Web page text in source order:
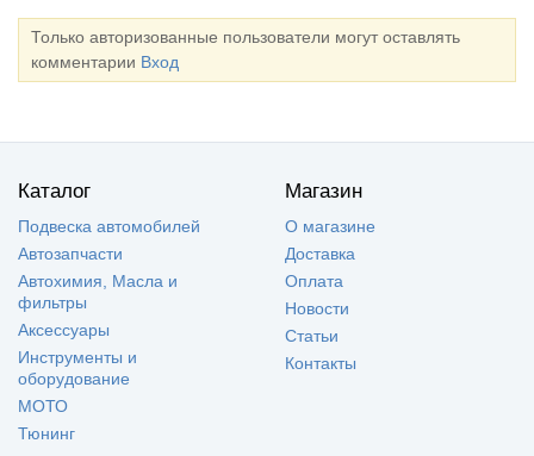
Только авторизованные пользователи могут оставлять
комментарии Вход
Каталог
Подвеска автомобилей
Автозапчасти
Автохимия, Масла и
фильтры
Аксессуары
Инструменты и
оборудование
МОТО
Тюнинг
Магазин
О магазине
Доставка
Оплата
Новости
Статьи
Контакты